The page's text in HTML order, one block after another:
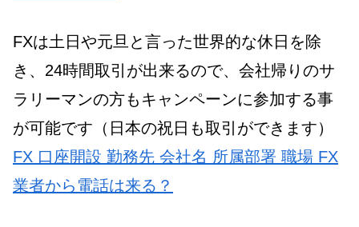
FXは土日や元旦と言った世界的な休日を除
き、24時間取引が出来るので、会社帰りのサ
ラリーマンの方もキャンペーンに参加する事
が可能です（日本の祝日も取引ができます）
FX 口座開設 勤務先 会社名 所属部署 職場 FX
業者から電話は来る？